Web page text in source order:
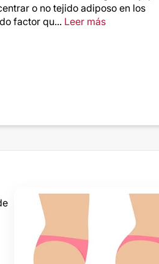
o no tejido adiposo en los
factor qu... Leer más